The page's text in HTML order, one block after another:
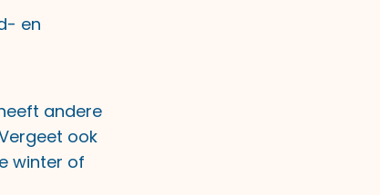
en
andere
ook
winter of